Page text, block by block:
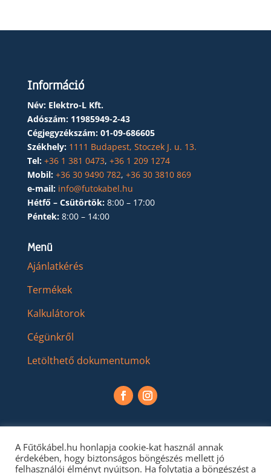
Információ
Név: Elektro-L Kft.
Adószám: 11985949-2-43
Cégjegyzékszám: 01-09-686605
Székhely: 1111 Budapest, Stoczek J. u. 13.
Tel: +36 1 381 0473, +36 1 209 1274
Mobil: +36 30 9490 782, +36 30 3810 869
e-mail: info@futokabel.hu
Hétfő – Csütörtök: 8:00 – 17:00
Péntek: 8:00 – 14:00
Menü
Ajánlatkérés
Termékek
Kalkulátorok
Cégünkről
Letölthető dokumentumok
A Fűtőkábel.hu honlapja cookie-kat használ annak
érdekében, hogy biztonságos böngészés mellett jó
felhasználói élményt nyújtson. Ha folytatja a böngészést a